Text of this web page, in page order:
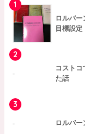
1
ロルバ
目
2
コスト
た話
3
ロルバ